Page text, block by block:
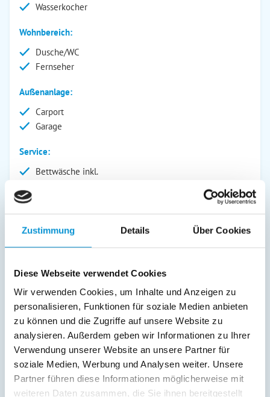
Zustimmung Details Über Cookies
Diese Webseite verwendet Cookies
Wir verwenden Cookies, um Inhalte und Anzeigen zu
personalisieren, Funktionen für soziale Medien anbieten
zu können und die Zugriffe auf unsere Website zu
analysieren. Außerdem geben wir Informationen zu Ihrer
Verwendung unserer Website an unsere Partner für
soziale Medien, Werbung und Analysen weiter. Unsere
Partner führen diese Informationen möglicherweise mit
weiteren Daten zusammen, die Sie ihnen bereitgestellt
Wasserkocher
Wohnbereich:
Dusche/WC
Fernseher
Außenanlage:
Carport
Garage
Service:
Bettwäsche inkl.
Verpflegung:
Beschreibung
Das nordische Flair ist bei uns zum Greifen nahe. Mit Freude
begrüßen wir Sie in unseren Gustav Appartements mitten in
Binz - Meerblick inklusive Unterkünfte im Ostseebad Binz
gibt es viele. Aber für alle, die ihre Urlaubszeit in vollen
Zügen genießen möchten, öffnet Gustav Appartements in
Binz auf Rügen seine Pforten. Viele Urlauber können sich
von den Bildern der Gustav Appartements in Binz auf Rügen